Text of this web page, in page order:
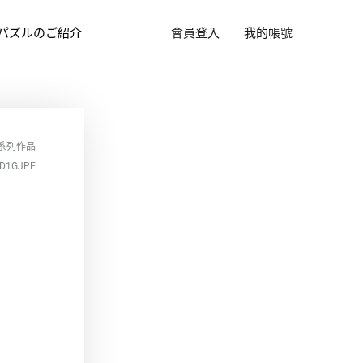
ズルのご紹介 會員登入 我的帳號
列作品